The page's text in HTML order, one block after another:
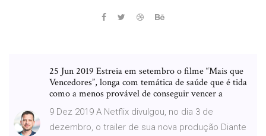
25 Jun 2019 Estreia em setembro o filme “Mais que
Vencedores”, longa com temática de saúde que é tida
como a menos provável de conseguir vencer a
9 Dez 2019 A Netflix divulgou, no dia 3 de
dezembro, o trailer de sua nova produção Diante